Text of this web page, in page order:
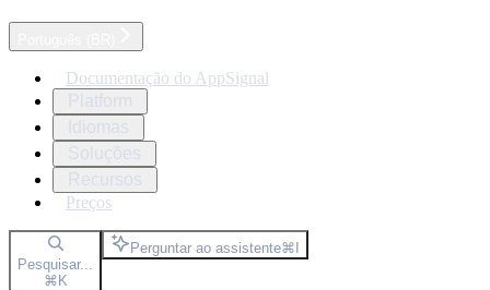
Documentação do AppSignal
Preços
Pesquisar...
⌘K
Perguntar ao assistente⌘I